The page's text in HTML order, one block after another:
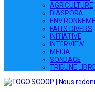
AGRICULTURE
DIASPORA
FAITS DIVERS
INITIATIVE
INTERVIEW
MEDIA
SONDAGE
TRIBUNE LIBRE